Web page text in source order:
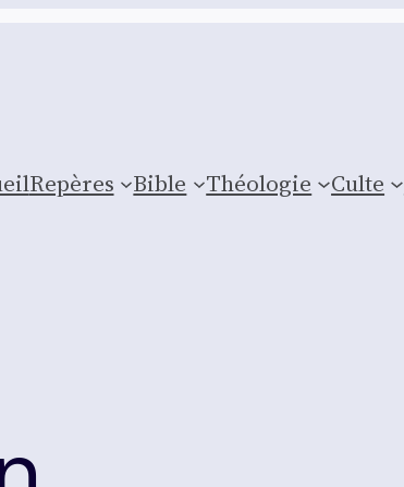
Repères Bible Théologie Culte